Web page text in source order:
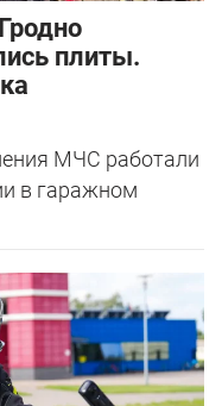
плиты.
МЧС работали
в гаражном